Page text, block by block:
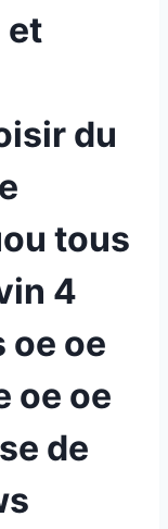
et
du
tous
4
oe
oe oe
de